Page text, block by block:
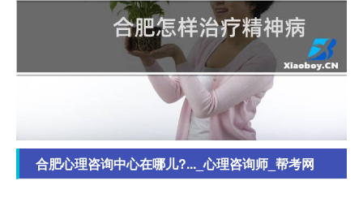
合肥心理咨询中心在哪儿?..._心理咨询师_帮考网